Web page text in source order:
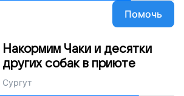
Помочь
Накормим Чаки и десятки
других собак в приюте
Сургут